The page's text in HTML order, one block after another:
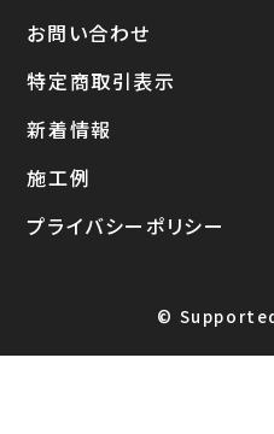
お問い合わせ
特定商取引表示
新着情報
施工例
プライバシーポリシー
©